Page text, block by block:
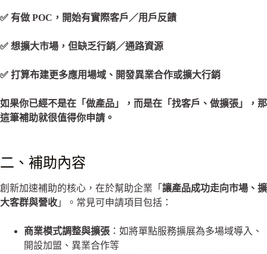
✅ 有做 POC，開始有實際客戶／用戶反饋
✅ 想擴大市場，但缺乏行銷／通路資源
✅ 打算布建更多應用場域、開發異業合作或擴大行銷
如果你已經不是在「做產品」，而是在「找客戶、做擴張」，那
這筆補助就很值得你申請。
二、補助內容
創新加速補助的核心，在於幫助企業「 讓產品成功走向市場、擴
大客群與營收 」。常見可申請項目包括：
商業模式調整與擴張 ：如將單點服務擴展為多場域導入、
開設加盟、異業合作等